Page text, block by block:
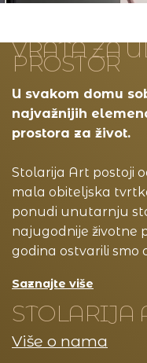
VRATA ZA
PROSTOR
U svakom domu
najvažnijih
prostora za život.
Stolarija Art postoji
mala obiteljska
ponudi unutarnju
najugodnije životne
godina ostvarili smo
Saznajte više
STOLARIJA
Više o nama